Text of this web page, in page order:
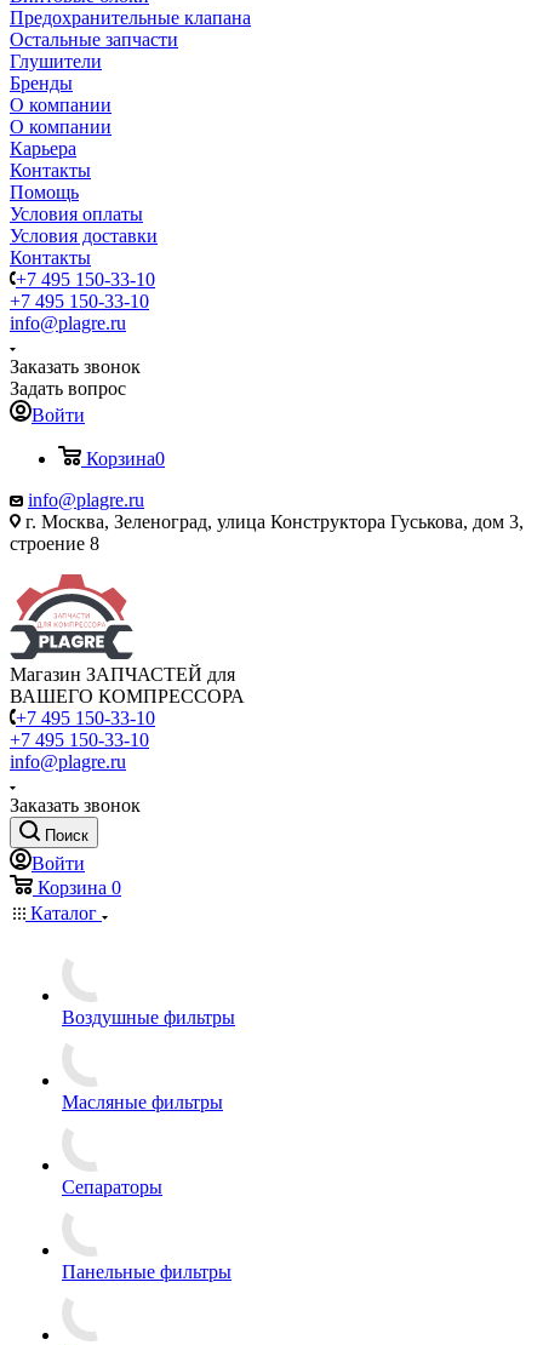
Предохранительные клапана
Остальные запчасти
Глушители
Бренды
О компании
О компании
Карьера
Контакты
Помощь
Условия оплаты
Условия доставки
Контакты
+7 495 150-33-10
+7 495 150-33-10
info@plagre.ru
Заказать звонок
Задать вопрос
Войти
Корзина0
info@plagre.ru
г. Москва, Зеленоград, улица Конструктора Гуськова, дом 3,
строение 8
Магазин ЗАПЧАСТЕЙ для
ВАШЕГО КОМПРЕССОРА
+7 495 150-33-10
+7 495 150-33-10
info@plagre.ru
Заказать звонок
Поиск
Войти
Корзина 0
Каталог
Воздушные фильтры
Масляные фильтры
Сепараторы
Панельные фильтры